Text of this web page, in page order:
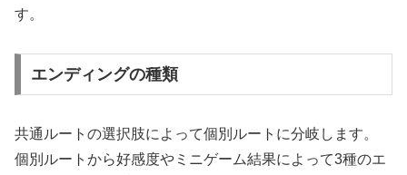
す。
エンディングの種類
共通ルートの選択肢によって個別ルートに分岐します。
個別ルートから好感度やミニゲーム結果によって3種のエ